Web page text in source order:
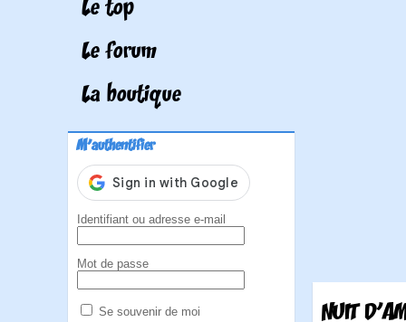
Le top
Le forum
La boutique
M'authentifier
Identifiant ou adresse e-mail
Mot de passe
Se souvenir de moi NUIT